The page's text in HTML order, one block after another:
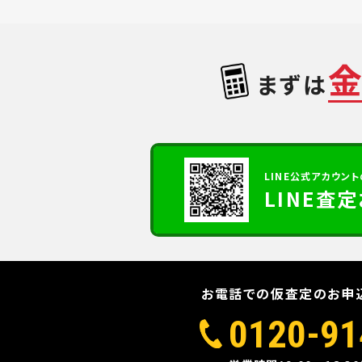
まずは
LINE公式アカウン
LINE査
お電話での仮査定のお申
0120-